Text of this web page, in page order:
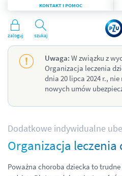
Szukaj
KONTAKT I POMOC
Zaloguj
Uwaga: W związku z
Organizacja leczenia
dnia 20 lipca 2024 r.,
nowych umów
Dodatkowe indywidualne
Organizacja leczenia
Poważna choroba dziecka to